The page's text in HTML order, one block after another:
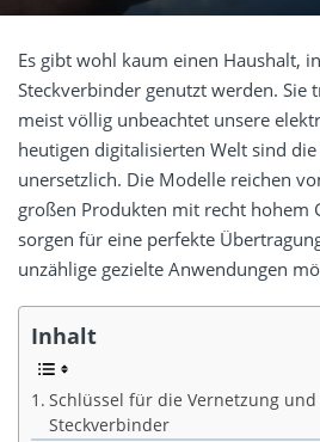
Es gibt wohl kaum einen Haushalt,
Steckverbinder genutzt werden. Sie
meist völlig unbeachtet unsere
heutigen digitalisierten Welt sind
unersetzlich. Die Modelle reichen
großen Produkten mit recht hohem
sorgen für eine perfekte
unzählige gezielte Anwendungen
Inhalt
Schlüssel für die Vernetzung
Steckverbinder